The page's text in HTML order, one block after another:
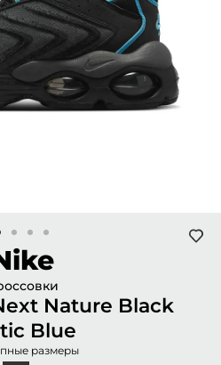
Nature Black
Blue
размеры